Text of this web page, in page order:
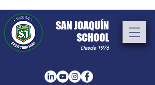
​SAN JOAQUÍN
SCHOOL
Desde 1976